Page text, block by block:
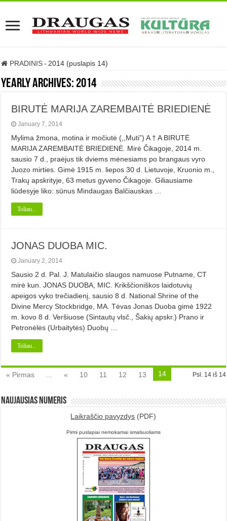
PRADINIS - 2014 (puslapis 14)
Yearly Archives: 2014
BIRUTĖ MARIJA ZAREMBAITĖ BRIEDIENĖ
January 7, 2014
Mylima žmona, motina ir močiutė (,,Muti”) A † A BIRUTĖ
MARIJA ZAREMBAITĖ BRIEDIENĖ. Mirė Čikagoje, 2014 m.
sausio 7 d., praėjus tik dviems mėnesiams po brangaus vyro
Juozo mirties. Gimė 1915 m. liepos 30 d. Lietuvoje, Kruonio m.,
Trakų apskrityje, 63 metus gyveno Čikagoje. Giliausiame
liūdesyje liko: sūnus Mindaugas Balčiauskas …
Toliau...
JONAS DUOBA MIC.
January 2, 2014
Sausio 2 d. Pal. J. Matulaičio slaugos namuose Putname, CT
mirė kun. JONAS DUOBA, MIC. Krikščioniškos laidotuvių
apeigos vyko trečiadienį, sausio 8 d. National Shrine of the
Divine Mercy Stockbridge, MA. Tėvas Jonas Duoba gimė 1922
m. kovo 8 d. Veršiuose (Sintautų vlsč., Šakių apskr.) Prano ir
Petronėlės (Urbaitytės) Duobų …
Toliau...
Psl. 14 iš 14
« Pirmas « 10 11 12 13 14
Naujausias numeris
Laikraščio pavyzdys (PDF)
Pirmi puslapiai nemokamai smalsuoliams